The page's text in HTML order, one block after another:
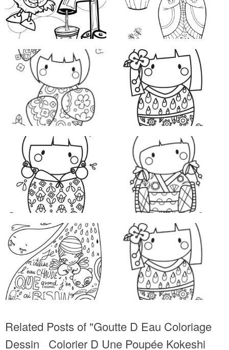
Related Posts of "Goutte D Eau Coloriage
Dessin Colorier D Une Poupée Kokeshi